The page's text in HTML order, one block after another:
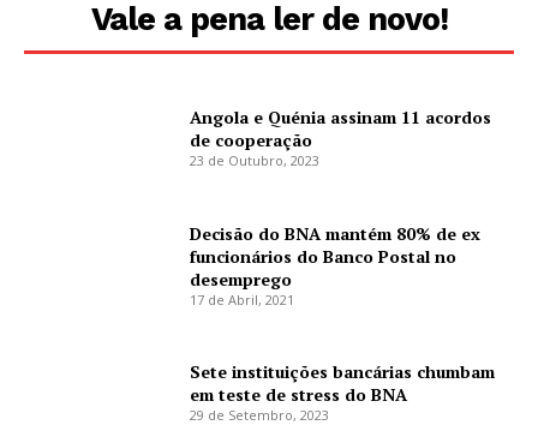
Vale a pena ler de novo!
Angola e Quénia assinam 11 acordos
de cooperação
23 de Outubro, 2023
Decisão do BNA mantém 80% de ex
funcionários do Banco Postal no
desemprego
17 de Abril, 2021
Sete instituições bancárias chumbam
em teste de stress do BNA
29 de Setembro, 2023